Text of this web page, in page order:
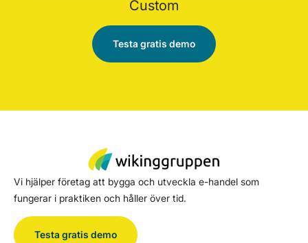
Custom
Testa gratis demo
Vi hjälper företag att bygga och utveckla e-handel som
fungerar i praktiken och håller över tid.
Testa gratis demo